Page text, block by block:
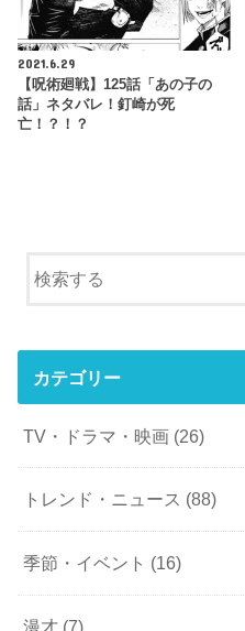
2021.6.29
【呪術廻戦】125話「あの子の
話」ネタバレ！釘崎が死
亡！？！？
カテゴリー
TV・ドラマ・映画 (26)
トレンド・ニュース (88)
季節・イベント (16)
漫才 (7)